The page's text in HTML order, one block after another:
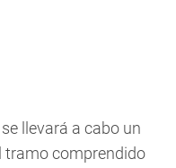
llevará a cabo un
tramo comprendido